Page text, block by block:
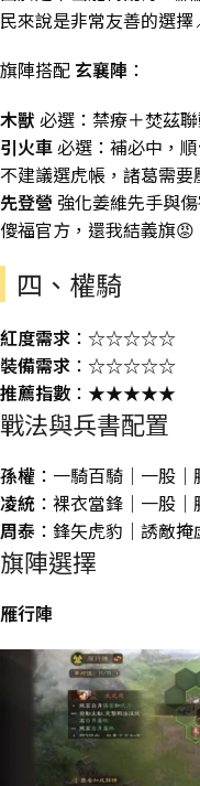
民來說是非常友善的選擇
旗陣搭配 玄襄陣 ：
木獸 必選：禁療＋焚茲
引火車必選：補必中，
不建議選虎帳，諸葛需要
先登營 強化姜維先手與
傻福官方，還我結義旗😡
四、權騎
紅度需求 ：☆☆☆☆☆
裝備需求 ：☆☆☆☆☆
推薦指數 ：★★★★★
戰法與兵書配置
孫權 ：一騎百騎｜一股
凌統 ：裸衣當鋒｜一股
周泰 ：鋒矢虎豹｜誘敵
旗陣選擇
雁行陣